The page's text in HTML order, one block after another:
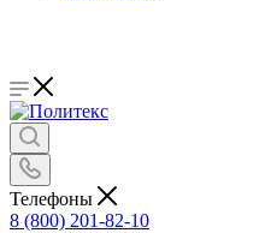
Телефоны
8 (800) 201-82-10